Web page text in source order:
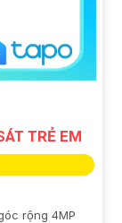
TRẺ EM
rộng 4MP